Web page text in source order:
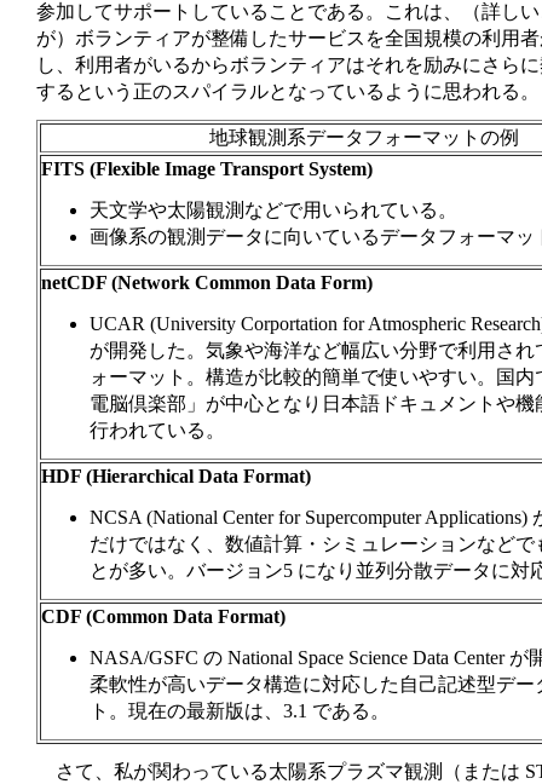
参加してサポートしていることである。これは、（詳し
が）ボランティアが整備したサービスを全国規模の利用
し、利用者がいるからボランティアはそれを励みにさら
するという正のスパイラルとなっているように思われ
地球観測系データフォーマットの例
FITS (Flexible Image Transport System)
天文学や太陽観測などで用いられている。
画像系の観測データに向いているデータフォーマッ
netCDF (Network Common Data Form)
UCAR (University Corportation for Atmospheric
が開発した。気象や海洋など幅広い分野で利用され
ォーマット。構造が比較的簡単で使いやすい。国内
電脳倶楽部」が中心となり日本語ドキュメントや機
行われている。
HDF (Hierarchical Data Format)
NCSA (National Center for Supercomputer
だけではなく、数値計算・シミュレーションなどで
とが多い。バージョン5 になり並列分散データに対
CDF (Common Data Format)
NASA/GSFC の National Space Science Data Center
柔軟性が高いデータ構造に対応した自己記述型デー
ト。現在の最新版は、3.1 である。
さて、私が関わっている太陽系プラズマ観測（または